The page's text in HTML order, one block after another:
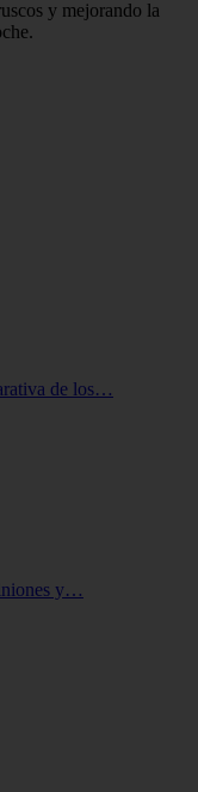
y mejorando la
de los…
y…